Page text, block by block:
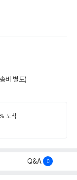
비 별도)
도착
Q&A 0